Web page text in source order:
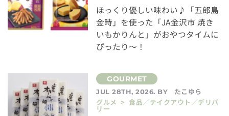
ほっくり優しい味わい♪「五郎島
金時」を使った「JA金沢市 焼き
いもかりんと」がおやつタイムに
ぴったり～！
JUL 28TH, 2026. BY
たこゆら
グルメ > 食品／テイクアウト／デリバ
リー